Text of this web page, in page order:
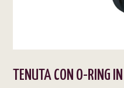
TENUTA CON O-RING